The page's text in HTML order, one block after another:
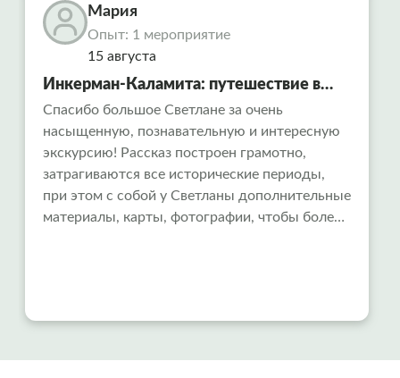
Мария
Опыт: 1 мероприятие
15 августа
Инкерман-Каламита: путешествие в
«Русский Афон» и тайны
средневековой крепости
Спасибо большое Светлане за очень
насыщенную, познавательную и интересную
экскурсию! Рассказ построен грамотно,
затрагиваются все исторические периоды,
при этом с собой у Светланы дополнительные
материалы, карты, фотографии, чтобы более